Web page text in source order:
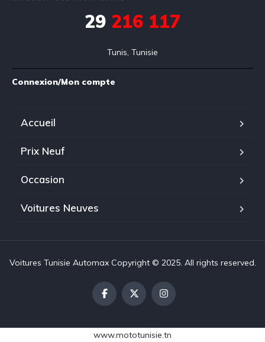
29 216 117
Tunis, Tunisie
Connexion/Mon compte
Accueil
Prix Neuf
Occasion
Voitures Neuves
Voitures Tunisie Automax Copyright © 2025. All rights reserved.
www.mototunisie.tn